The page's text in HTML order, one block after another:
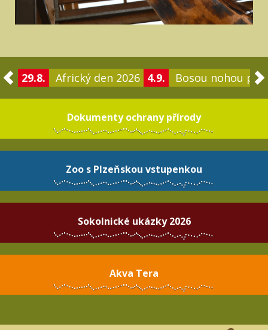
29.8. Africký den 2026 4.9. Bosou nohou po
Dokumenty ochrany přírody
Zoo s Plzeňskou vstupenkou
Sokolnické ukázky 2026
Akva Tera